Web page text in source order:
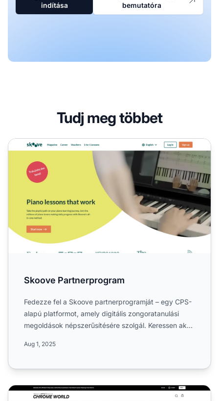
indítása
bemutatóra
Tudj meg többet
Skoove Partnerprogram
Skoove Partnerprogram
Fedezze fel a Skoove partnerprogramját – egy CPS-
alapú platformot, amely digitális zongoratanulási
megoldások népszerűsítésére szolgál. Keressen akár
Aug 1, 2025
Chrome World Partnerprogram